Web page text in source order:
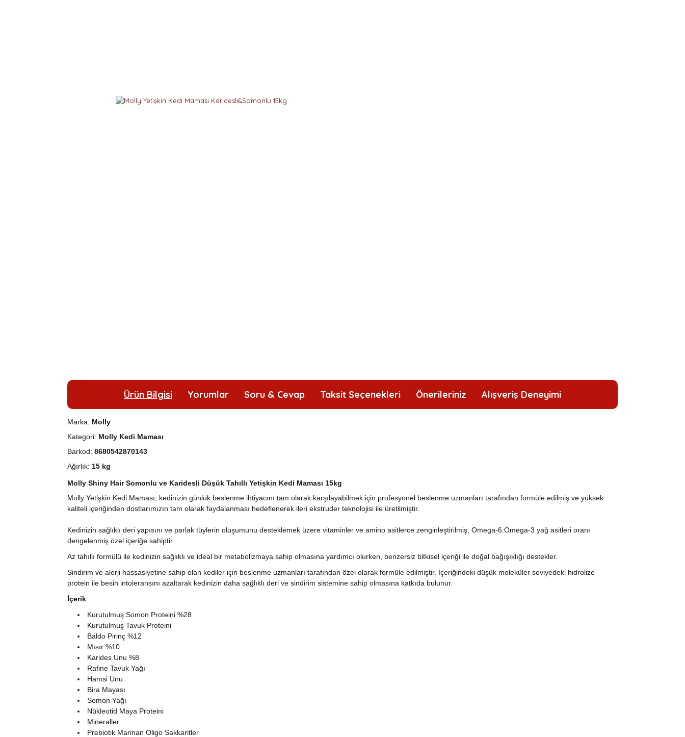
Ürün Bilgisi Yorumlar Soru & Cevap Taksit Seçenekleri Önerileriniz Alışveriş Deneyimi
Marka: Molly
Kategori: Molly Kedi Maması
Barkod: 8680542870143
Ağırlık: 15 kg
Molly Shiny Hair Somonlu ve Karidesli Düşük Tahıllı Yetişkin Kedi Maması 15kg
Molly Yetişkin Kedi Maması, kedinizin günlük beslenme ihtiyacını tam olarak karşılayabilmek için profesyonel beslenme uzmanları tarafından formüle edilmiş ve yüksek
kaliteli içeriğinden dostlarımızın tam olarak faydalanması hedeflenerek ileri ekstruder teknolojisi ile üretilmiştir.
Kedinizin sağlıklı deri yapısını ve parlak tüylerin oluşumunu desteklemek üzere vitaminler ve amino asitlerce zenginleştirilmiş, Omega-6:Omega-3 yağ asitleri oranı
dengelenmiş özel içeriğe sahiptir.
Az tahıllı formülü ile kedinizin sağlıklı ve ideal bir metabolizmaya sahip olmasına yardımcı olurken, benzersiz bitkisel içeriği ile doğal bağışıklığı destekler.
Sindirim ve alerji hassasiyetine sahip olan kediler için beslenme uzmanları tarafından özel olarak formüle edilmiştir. İçeriğindeki düşük moleküler seviyedeki hidrolize
protein ile besin intoleransını azaltarak kedinizin daha sağlıklı deri ve sindirim sistemine sahip olmasına katkıda bulunur.
İçerik
Kurutulmuş Somon Proteini %28
Kurutulmuş Tavuk Proteini
Baldo Pirinç %12
Mısır %10
Karides Unu %8
Rafine Tavuk Yağı
Hamsi Unu
Bira Mayası
Somon Yağı
Nükleotid Maya Proteini
Mineraller
Prebiotik Mannan Oligo Sakkaritler